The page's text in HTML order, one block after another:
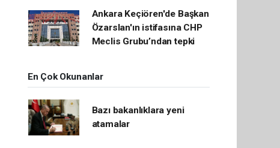
Ankara Keçiören'de Başkan
Özarslan'ın istifasına CHP
Meclis Grubu’ndan tepki
En Çok Okunanlar
Bazı bakanlıklara yeni
atamalar